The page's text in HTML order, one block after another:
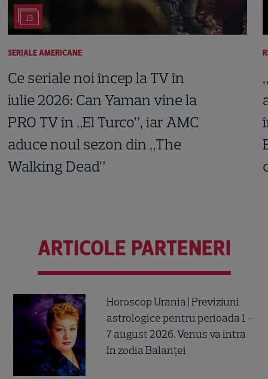
13
SERIALE AMERICANE
Ce seriale noi încep la TV în
iulie 2026: Can Yaman vine la
PRO TV în „El Turco”, iar AMC
aduce noul sezon din „The
Walking Dead”
ARTICOLE PARTENERI
Horoscop Urania | Previziuni
astrologice pentru perioada 1 –
7 august 2026. Venus va intra
în zodia Balanței